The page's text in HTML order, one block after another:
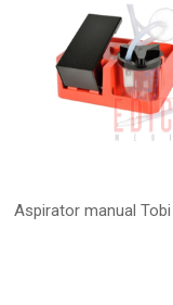
Aspirator manual Tobi